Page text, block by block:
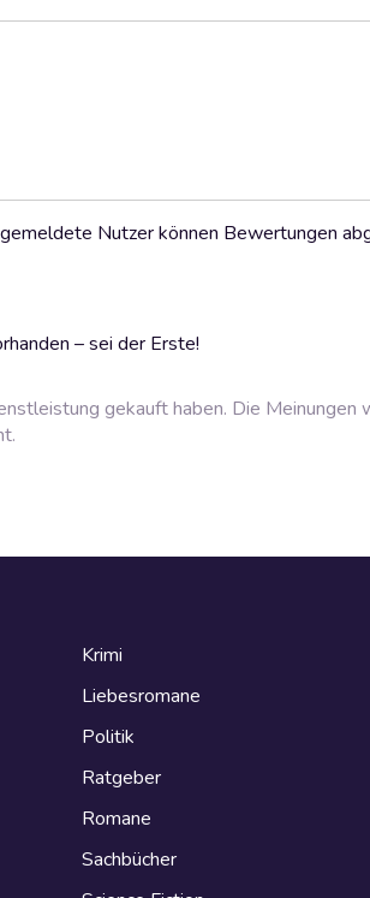
– sei der Erste!
Nutzer können Bewertungen
gekauft haben. Die Meinungen
Krimi
Liebesromane
Politik
Ratgeber
Romane
Sachbücher